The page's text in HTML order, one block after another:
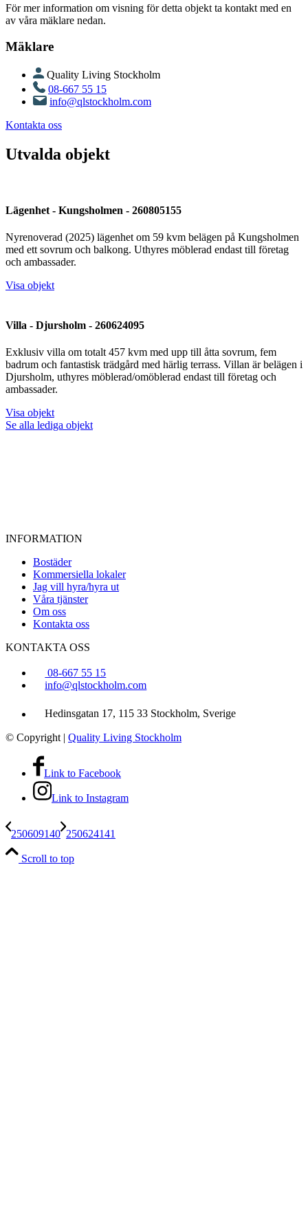
För mer information om visning för detta objekt ta kontakt med en
av våra mäklare nedan.
Mäklare
Quality Living Stockholm
08-667 55 15
info@qlstockholm.com
Kontakta oss
Utvalda objekt
Lägenhet - Kungsholmen - 260805155
Nyrenoverad (2025) lägenhet om 59 kvm belägen på Kungsholmen
med ett sovrum och balkong. Uthyres möblerad endast till företag
och ambassader.
Visa objekt
Villa - Djursholm - 260624095
Exklusiv villa om totalt 457 kvm med upp till åtta sovrum, fem
badrum och fantastisk trädgård med härlig terrass. Villan är belägen i
Djursholm, uthyres möblerad/omöblerad endast till företag och
ambassader.
Visa objekt
Se alla lediga objekt
INFORMATION
Bostäder
Kommersiella lokaler
Jag vill hyra/hyra ut
Våra tjänster
Om oss
Kontakta oss
KONTAKTA OSS
08-667 55 15
info@qlstockholm.com
Hedinsgatan 17, 115 33 Stockholm, Sverige
© Copyright | Quality Living Stockholm
Link to Facebook
Link to Instagram
250609140 250624141
Scroll to top